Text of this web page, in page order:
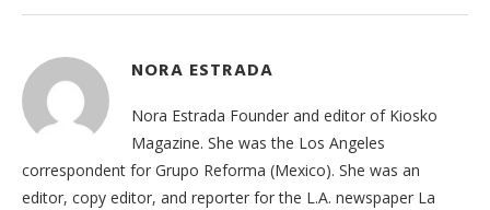
NORA ESTRADA
Nora Estrada Founder and editor of Kiosko
Magazine. She was the Los Angeles
correspondent for Grupo Reforma (Mexico). She was an
editor, copy editor, and reporter for the L.A. newspaper La